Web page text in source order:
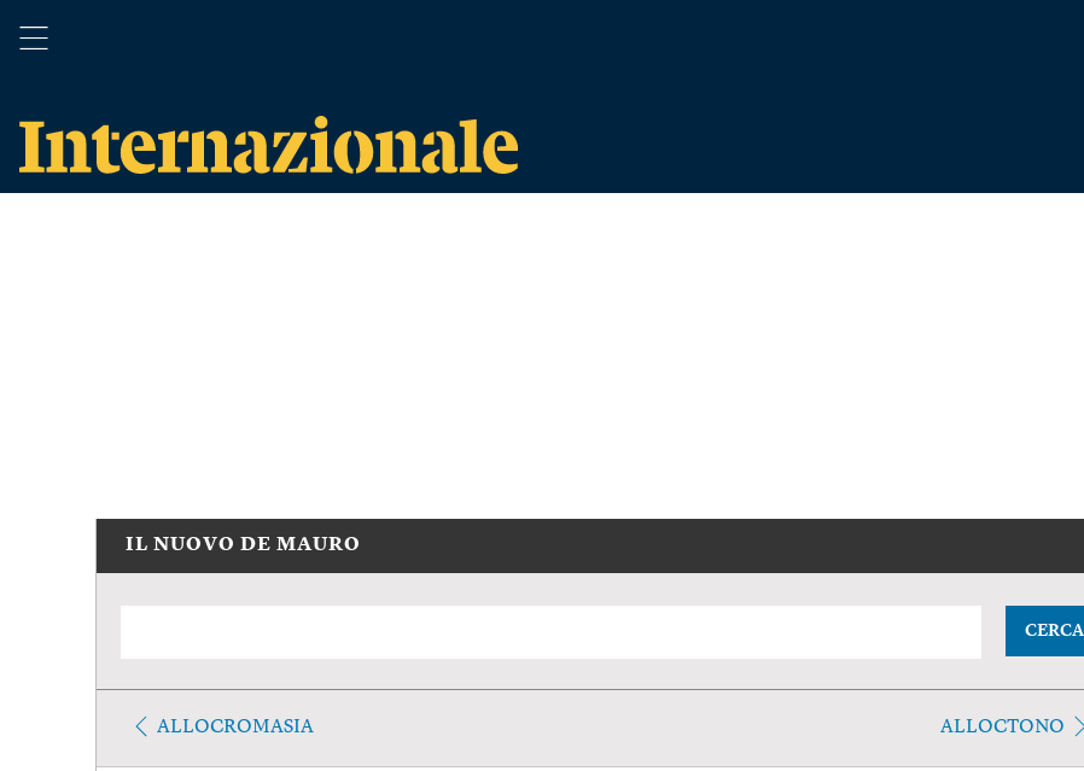
IL NUOVO DE MAURO
CERCA
ALLOCROMASIA ALLOCTONO